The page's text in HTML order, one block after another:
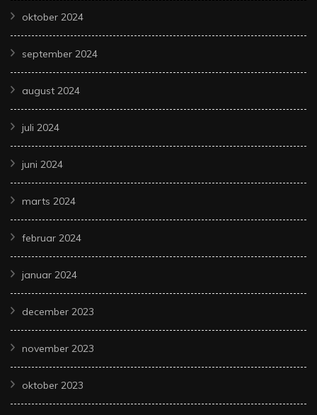
oktober 2024
september 2024
august 2024
juli 2024
juni 2024
marts 2024
februar 2024
januar 2024
december 2023
november 2023
oktober 2023